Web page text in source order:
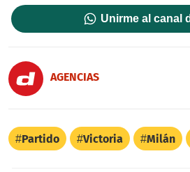
Unirme al canal
AGENCIAS
Partido Victoria Milán